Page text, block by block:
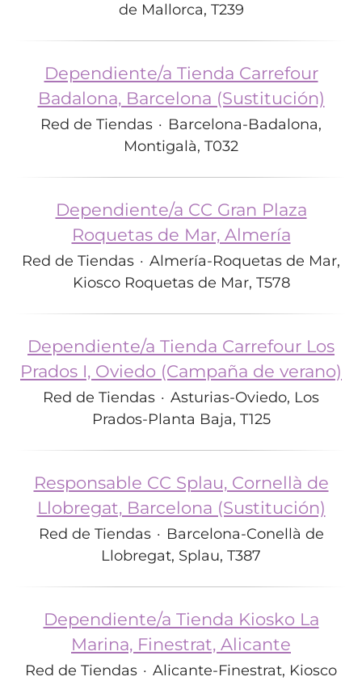
de Mallorca, T239
Dependiente/a Tienda Carrefour
Badalona, Barcelona (Sustitución)
Red de Tiendas · Barcelona-Badalona,
Montigalà, T032
Dependiente/a CC Gran Plaza
Roquetas de Mar, Almería
Red de Tiendas · Almería-Roquetas de Mar,
Kiosco Roquetas de Mar, T578
Dependiente/a Tienda Carrefour Los
Prados I, Oviedo (Campaña de verano)
Red de Tiendas · Asturias-Oviedo, Los
Prados-Planta Baja, T125
Responsable CC Splau, Cornellà de
Llobregat, Barcelona (Sustitución)
Red de Tiendas · Barcelona-Conellà de
Llobregat, Splau, T387
Dependiente/a Tienda Kiosko La
Marina, Finestrat, Alicante
Red de Tiendas · Alicante-Finestrat, Kiosco